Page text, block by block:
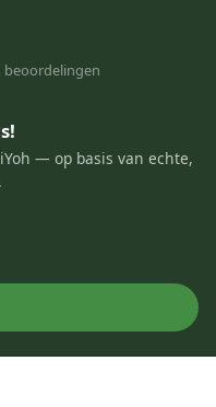
beoordelingen
— op basis van echte,